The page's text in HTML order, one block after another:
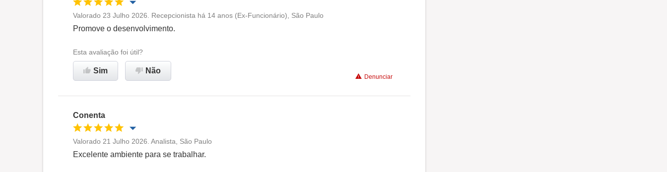
Oportunidade de promoção
Ambiente de trabalho
Recomenda esta empresa
Valorado 23 Julho 2026. Recepcionista há 14 anos (Ex-Funcionário), São Paulo
Promove o desenvolvimento.
Esta avaliação foi útil?
Sim Não
Denunciar
Conenta
Oportunidade de promoção
Valorado 21 Julho 2026. Analista, São Paulo
Excelente ambiente para se trabalhar.